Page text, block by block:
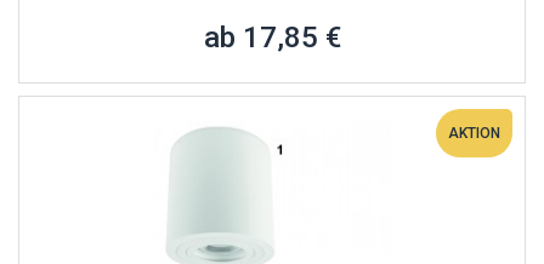
ab 17,85 €
AKTION